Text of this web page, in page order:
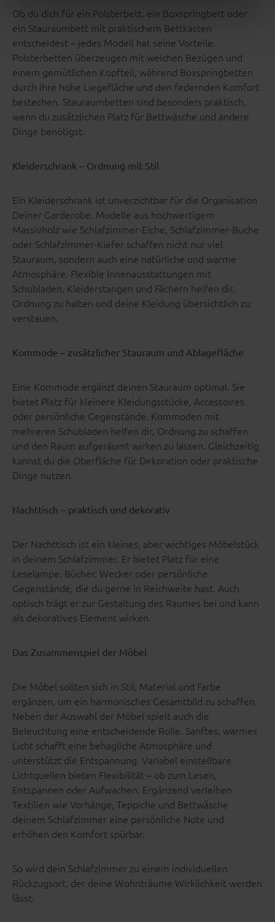
Ob du dich für ein Polsterbett, ein Boxspringbett oder
ein Stauraumbett mit praktischem Bettkasten
entscheidest – jedes Modell hat seine Vorteile.
Polsterbetten überzeugen mit weichen Bezügen und
einem gemütlichen Kopfteil, während Boxspringbetten
durch ihre hohe Liegefläche und den federnden Komfort
bestechen. Stauraumbetten sind besonders praktisch,
wenn du zusätzlichen Platz für Bettwäsche und andere
Dinge benötigst.
Kleiderschrank – Ordnung mit Stil
Ein Kleiderschrank ist unverzichtbar für die Organisation
Deiner Garderobe. Modelle aus hochwertigem
Massivholz wie Schlafzimmer-Eiche, Schlafzimmer-Buche
oder Schlafzimmer-Kiefer schaffen nicht nur viel
Stauraum, sondern auch eine natürliche und warme
Atmosphäre. Flexible Innenausstattungen mit
Schubladen, Kleiderstangen und Fächern helfen dir,
Ordnung zu halten und deine Kleidung übersichtlich zu
verstauen.
Kommode – zusätzlicher Stauraum und Ablagefläche
Eine Kommode ergänzt deinen Stauraum optimal. Sie
bietet Platz für kleinere Kleidungsstücke, Accessoires
oder persönliche Gegenstände. Kommoden mit
mehreren Schubladen helfen dir, Ordnung zu schaffen
und den Raum aufgeräumt wirken zu lassen. Gleichzeitig
kannst du die Oberfläche für Dekoration oder praktische
Dinge nutzen.
Nachttisch – praktisch und dekorativ
Der Nachttisch ist ein kleines, aber wichtiges Möbelstück
in deinem Schlafzimmer. Er bietet Platz für eine
Leselampe, Bücher, Wecker oder persönliche
Gegenstände, die du gerne in Reichweite hast. Auch
optisch trägt er zur Gestaltung des Raumes bei und kann
als dekoratives Element wirken.
Das Zusammenspiel der Möbel
Die Möbel sollten sich in Stil, Material und Farbe
ergänzen, um ein harmonisches Gesamtbild zu schaffen.
Neben der Auswahl der Möbel spielt auch die
Beleuchtung eine entscheidende Rolle. Sanftes, warmes
Licht schafft eine behagliche Atmosphäre und
unterstützt die Entspannung. Variabel einstellbare
Lichtquellen bieten Flexibilität – ob zum Lesen,
Entspannen oder Aufwachen. Ergänzend verleihen
Textilien wie Vorhänge, Teppiche und Bettwäsche
deinem Schlafzimmer eine persönliche Note und
erhöhen den Komfort spürbar.
So wird dein Schlafzimmer zu einem individuellen
Rückzugsort, der deine Wohnträume Wirklichkeit werden
lässt.